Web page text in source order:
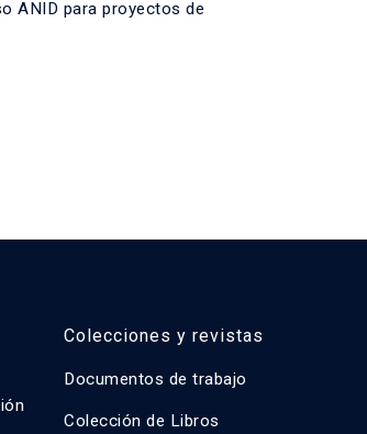
ANID para proyectos de
Colecciones y revistas
Documentos de trabajo
Colección de Libros